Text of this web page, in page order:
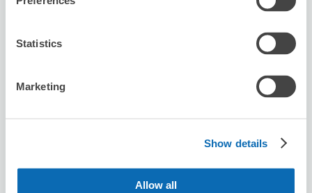
Statistics
Marketing
Show details
Allow all
カラオケまねきねこ新宿区役所前店